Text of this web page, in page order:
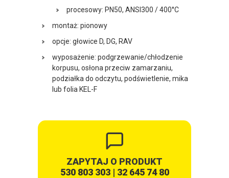
procesowy: PN50, ANSI300 / 400°C
montaż: pionowy
opcje: głowice D, DG, RAV
wyposażenie: podgrzewanie/chłodzenie
korpusu, osłona przeciw zamarzaniu,
podziałka do odczytu, podświetlenie, mika
lub folia KEL-F
ZAPYTAJ O PRODUKT
530 803 303| 32 645 74 80